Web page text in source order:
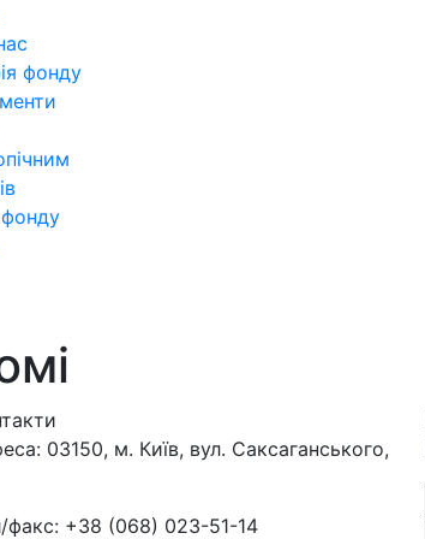
фонду
03150, м. Київ, вул. Саксаганського,
факс: +38 (068) 023-51-14